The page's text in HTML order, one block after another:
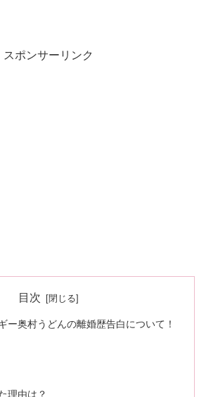
スポンサーリンク
目次
ー奥村うどんの離婚歴告白について！
理由は？